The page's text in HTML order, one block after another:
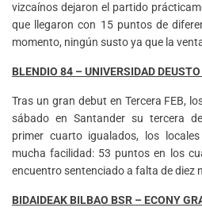
vizcaínos dejaron el partido
que llegaron con 15 puntos de
momento, ningún susto ya que la
BLENDIO 84 – UNIVERSIDAD
Tras un gran debut en Tercera FEB,
sábado en Santander su tercera
primer cuarto igualados, los
mucha facilidad: 53 puntos en los
encuentro sentenciado a falta de diez
BIDAIDEAK BILBAO BSR – ECONY